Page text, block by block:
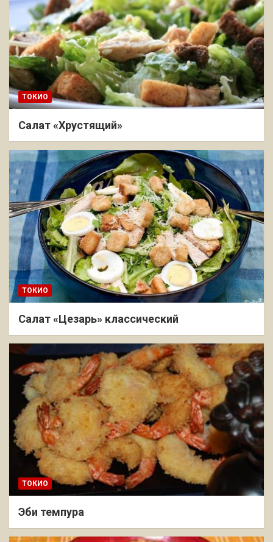
ТОКИО
Салат «Хрустящий»
ТОКИО
Салат «Цезарь» классический
ТОКИО
Эби темпура